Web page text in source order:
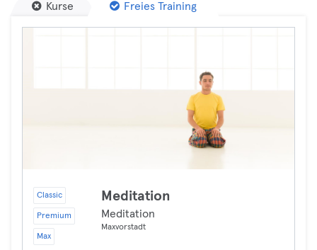
Kurse Freies Training
Classic
Premium
Max
Meditation
Meditation
Maxvorstadt